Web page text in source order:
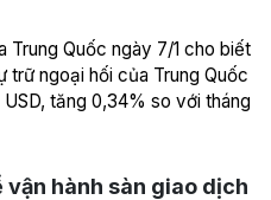
Trung Quốc ngày 7/1 cho biết
trữ ngoại hối của Trung Quốc
tăng 0,34% so với tháng
hành sàn giao dịch